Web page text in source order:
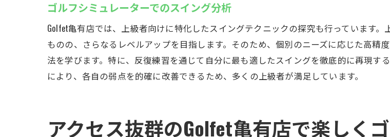
定額制で何度でも通えるGolfet亀有店の魅力を
定額制のメリットと活用法
無制限レッスンでのスキル向上
自分のペースで学べる理由
定額制プランを利用した体験談
レッスンプランの選び方ガイド
ゴルフシミュレーターでのスイング分析
Golfet亀有店では、上級者向けに特化したスイングテクニックの探究も行っています
ものの、さらなるレベルアップを目指します。そのため、個別のニーズに応じた高精
法を学びます。特に、反復練習を通じて自分に最も適したスイングを徹底的に再現す
により、各自の弱点を的確に改善できるため、多くの上級者が満足しています。
アクセス抜群のGolfet亀有店で楽しく